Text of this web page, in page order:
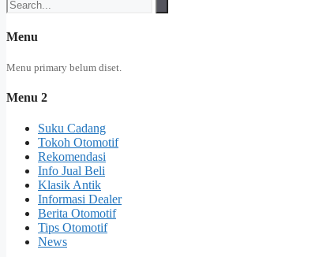
Menu
Menu primary belum diset.
Menu 2
Suku Cadang
Tokoh Otomotif
Rekomendasi
Info Jual Beli
Klasik Antik
Informasi Dealer
Berita Otomotif
Tips Otomotif
News